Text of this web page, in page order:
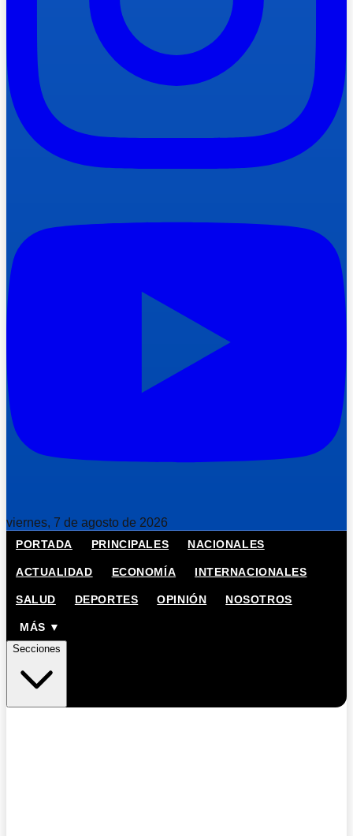
viernes, 7 de agosto de 2026
PORTADA PRINCIPALES NACIONALES
ACTUALIDAD ECONOMÍA INTERNACIONALES
SALUD DEPORTES OPINIÓN NOSOTROS
MÁS ▼
Secciones